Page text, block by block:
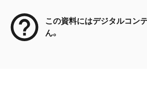
この資料にはデジタルコン
ん。